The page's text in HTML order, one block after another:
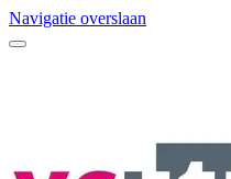
Navigatie overslaan